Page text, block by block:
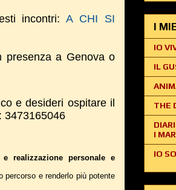
incontri:A CHI SI
presenza a Genova o
e desideri ospitare il
3473165046
realizzazione personale e
percorso e renderlo più potente
I
IO
IL
THE
I
IO